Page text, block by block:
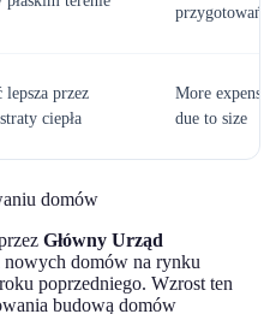
przygotowań
lepsza przez
ciepła
More
due to size
domów
Główny Urząd
domów na rynku
poprzedniego. Wzrost ten
budową domów